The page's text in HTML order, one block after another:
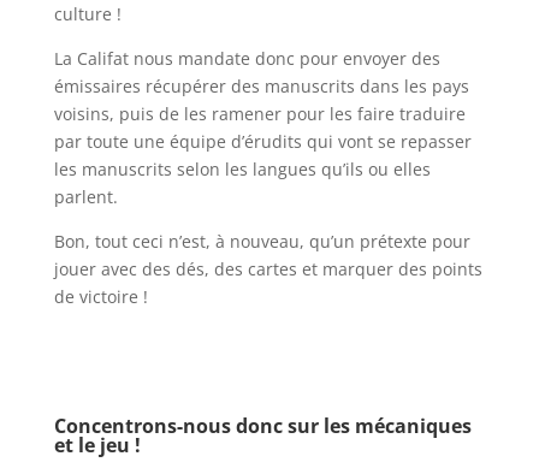
culture !
La Califat nous mandate donc pour envoyer des
émissaires récupérer des manuscrits dans les pays
voisins, puis de les ramener pour les faire traduire
par toute une équipe d’érudits qui vont se repasser
les manuscrits selon les langues qu’ils ou elles
parlent.
Bon, tout ceci n’est, à nouveau, qu’un prétexte pour
jouer avec des dés, des cartes et marquer des points
de victoire !
Concentrons-nous donc sur les mécaniques
et le jeu !